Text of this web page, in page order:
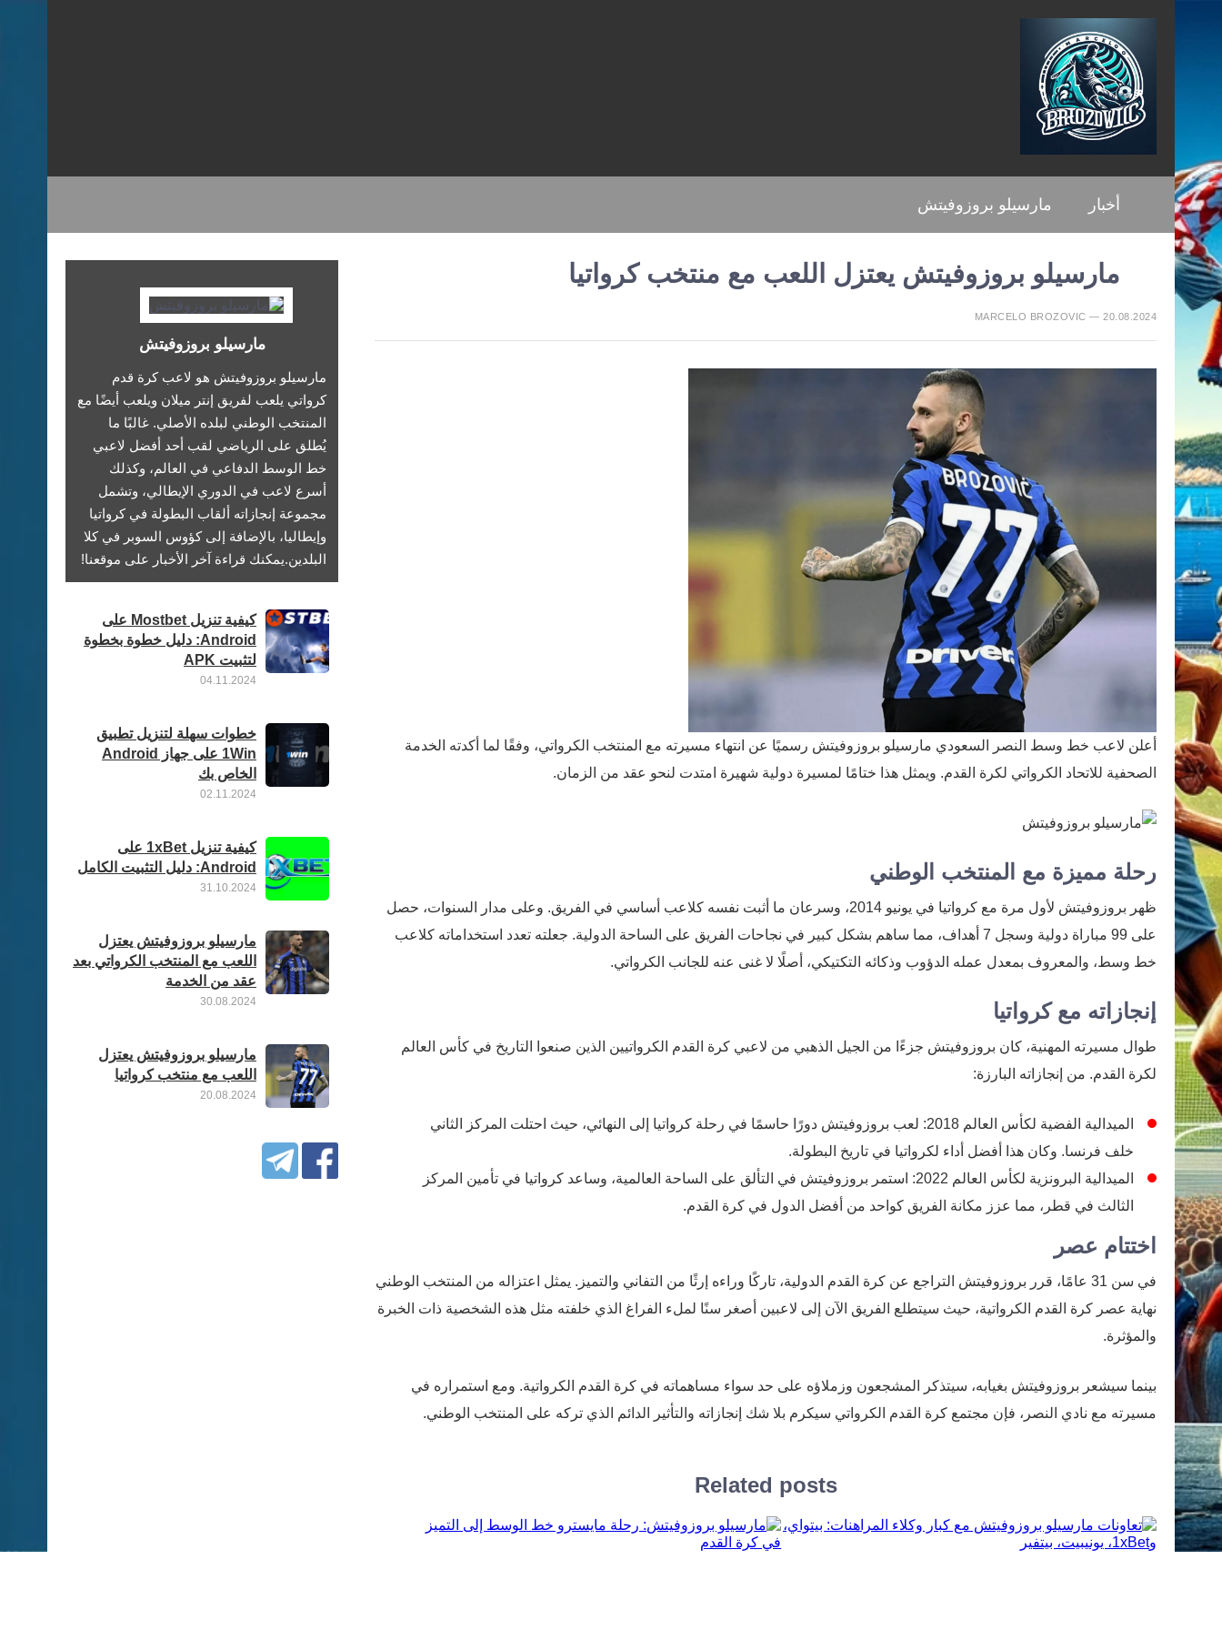
أخبار مارسيلو بروزوفيتش
مارسيلو بروزوفيتش يعتزل اللعب مع منتخب كرواتيا
MARCELO BROZOVIC — 20.08.2024
أعلن لاعب خط وسط النصر السعودي مارسيلو بروزوفيتش رسميًا عن انتهاء مسيرته مع المنتخب الكرواتي، وفقًا لما أكدته الخدمة
الصحفية للاتحاد الكرواتي لكرة القدم. ويمثل هذا ختامًا لمسيرة دولية شهيرة امتدت لنحو عقد من الزمان.
رحلة مميزة مع المنتخب الوطني
ظهر بروزوفيتش لأول مرة مع كرواتيا في يونيو 2014، وسرعان ما أثبت نفسه كلاعب أساسي في الفريق. وعلى مدار السنوات، حصل
على 99 مباراة دولية وسجل 7 أهداف، مما ساهم بشكل كبير في نجاحات الفريق على الساحة الدولية. جعلته تعدد استخداماته كلاعب
خط وسط، والمعروف بمعدل عمله الدؤوب وذكائه التكتيكي، أصلًا لا غنى عنه للجانب الكرواتي.
إنجازاته مع كرواتيا
طوال مسيرته المهنية، كان بروزوفيتش جزءًا من الجيل الذهبي من لاعبي كرة القدم الكرواتيين الذين صنعوا التاريخ في كأس العالم
لكرة القدم. من إنجازاته البارزة:
الميدالية الفضية لكأس العالم 2018: لعب بروزوفيتش دورًا حاسمًا في رحلة كرواتيا إلى النهائي، حيث احتلت المركز الثاني
خلف فرنسا. وكان هذا أفضل أداء لكرواتيا في تاريخ البطولة.
الميدالية البرونزية لكأس العالم 2022: استمر بروزوفيتش في التألق على الساحة العالمية، وساعد كرواتيا في تأمين المركز
الثالث في قطر، مما عزز مكانة الفريق كواحد من أفضل الدول في كرة القدم.
اختتام عصر
في سن 31 عامًا، قرر بروزوفيتش التراجع عن كرة القدم الدولية، تاركًا وراءه إرثًا من التفاني والتميز. يمثل اعتزاله من المنتخب الوطني
نهاية عصر كرة القدم الكرواتية، حيث سيتطلع الفريق الآن إلى لاعبين أصغر سنًا لملء الفراغ الذي خلفته مثل هذه الشخصية ذات الخبرة
والمؤثرة.
بينما سيشعر بروزوفيتش بغيابه، سيتذكر المشجعون وزملاؤه على حد سواء مساهماته في كرة القدم الكرواتية. ومع استمراره في
مسيرته مع نادي النصر، فإن مجتمع كرة القدم الكرواتي سيكرم بلا شك إنجازاته والتأثير الدائم الذي تركه على المنتخب الوطني.
Related posts
مارسيلو بروزوفيتش
مارسيلو بروزوفيتش هو لاعب كرة قدم
كرواتي يلعب لفريق إنتر ميلان ويلعب أيضًا مع
المنتخب الوطني لبلده الأصلي. غالبًا ما
يُطلق على الرياضي لقب أحد أفضل لاعبي
خط الوسط الدفاعي في العالم، وكذلك
أسرع لاعب في الدوري الإيطالي، وتشمل
مجموعة إنجازاته ألقاب البطولة في كرواتيا
وإيطاليا، بالإضافة إلى كؤوس السوبر في كلا
البلدين.يمكنك قراءة آخر الأخبار على موقعنا!
كيفية تنزيل Mostbet على
Android: دليل خطوة بخطوة
لتثبيت APK
04.11.2024
خطوات سهلة لتنزيل تطبيق
1Win على جهاز Android
الخاص بك
02.11.2024
كيفية تنزيل 1xBet على
Android: دليل التثبيت الكامل
31.10.2024
مارسيلو بروزوفيتش يعتزل
اللعب مع المنتخب الكرواتي بعد
عقد من الخدمة
30.08.2024
مارسيلو بروزوفيتش يعتزل
اللعب مع منتخب كرواتيا
20.08.2024